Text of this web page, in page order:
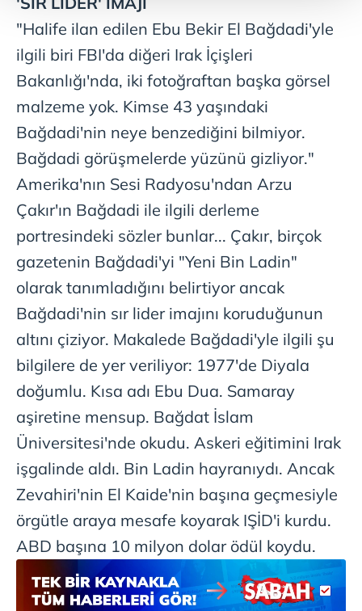
takdirde, kullanıcılara hedefli reklamlar
gösterilmeyecektir."
Sitemizde kendimize ve üçüncü kişilere ait çerezler
kullanılmaktadır. Bu çerezler vasıtasıyla çeşitli kişisel
verileriniz işlenmekte olup gerekli olan çerezler bilgi
kullanılmaktadır. Diğer çerezler, sitemizin daha işlevsel
kılınması ve kişiselleştirilmesi ve sizlere yönelik
reklam/pazarlama faaliyetlerinin yapılması, amaçlarıyla
Çerezlere ilişkin tercihlerinizi aşağıda yer alan panel
vasıtasıyla belirleyebilirsiniz. Çerezlere ilişkin detaylı bilgi
Metnimiziziyaret edebilirsiniz.
6698 sayılı Kişisel Verilerin Korunması Kanunu uyarınca
hazırlanmış Aydınlatma Metnimizi okumak ve sitemizde
ilgili mevzuata uygun olarak kullanılan çerezlerle ilgili bilgi
almak için lütfentıklayınız.
"Halife ilan edilen Ebu Bekir El Bağdadi'yle
ilgili biri FBI'da diğeri Irak İçişleri
Bakanlığı'nda, iki fotoğraftan başka görsel
malzeme yok. Kimse 43 yaşındaki
Bağdadi'nin neye benzediğini bilmiyor.
Bağdadi görüşmelerde yüzünü gizliyor."
Amerika'nın Sesi Radyosu'ndan Arzu
Çakır'ın Bağdadi ile ilgili derleme
portresindeki sözler bunlar... Çakır, birçok
gazetenin Bağdadi'yi "Yeni Bin Ladin"
olarak tanımladığını belirtiyor ancak
Bağdadi'nin sır lider imajını koruduğunun
altını çiziyor. Makalede Bağdadi'yle ilgili şu
bilgilere de yer veriliyor: 1977'de Diyala
doğumlu. Kısa adı Ebu Dua. Samaray
aşiretine mensup. Bağdat İslam
Üniversitesi'nde okudu. Askeri eğitimini Irak
işgalinde aldı. Bin Ladin hayranıydı. Ancak
Zevahiri'nin El Kaide'nin başına geçmesiyle
örgütle araya mesafe koyarak IŞİD'i kurdu.
ABD başına 10 milyon dolar ödül koydu.